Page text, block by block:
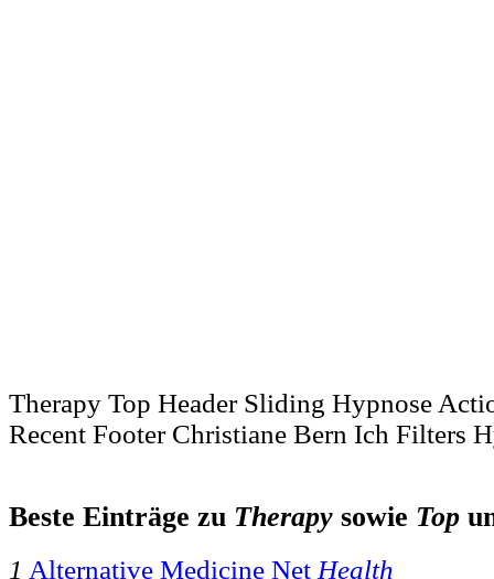
Therapy Top Header Sliding Hypnose
Recent Footer Christiane Bern Ich Filters
Beste Einträge zu Therapy sowie Top
1 Alternative Medicine Net Health